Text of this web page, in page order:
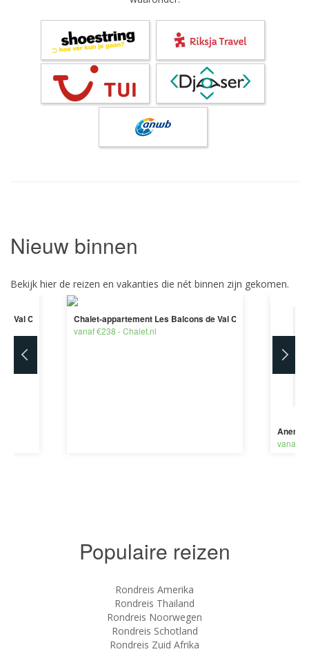
Nieuw binnen
Bekijk hier de reizen en vakanties die nét binnen zijn gekomen.
Val Cenis Village - 5-7 personenChalet-appartement Les Balcons de Val Cenis Le Haut -
vanaf €238 - Chalet.nl
vanaf
Populaire reizen
Rondreis Amerika
Rondreis Thailand
Rondreis Noorwegen
Rondreis Schotland
Rondreis Zuid Afrika